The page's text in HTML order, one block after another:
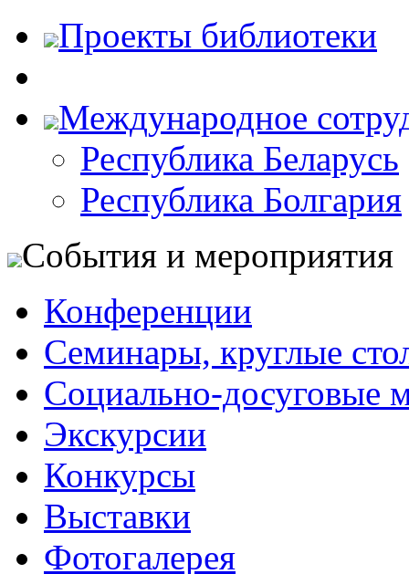
Проекты библиотеки
Международное
Республика Беларусь
Республика Болгария
События и мероприятия
Конференции
Семинары, круглые
Социально-досуговые
Экскурсии
Конкурсы
Выставки
Фотогалерея